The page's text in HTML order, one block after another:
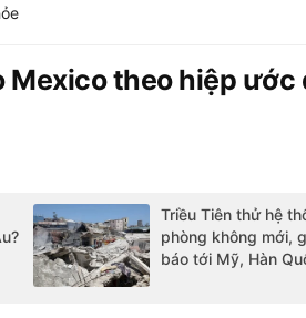
theo hiệp ước
Triều Tiên thử hệ
phòng không mới,
báo tới Mỹ, Hàn